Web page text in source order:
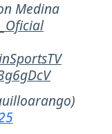
Medina